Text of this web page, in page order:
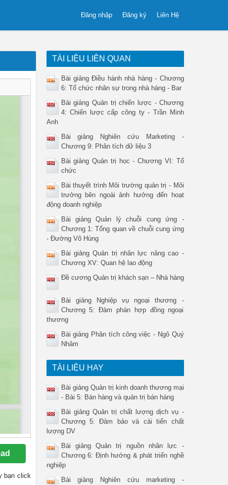
Liên Hệ
Đăng ký
Đăng nhập
bạn click
TÀI LIỆU LIÊN QUAN
Bài giảng Điều hành nhà hàng - Chương
6: Tổ chức nhân sự trong nhà hàng - Bar
Bài giảng Quản trị chiến lược - Chương
4: Chiến lược cấp công ty - Trần Minh
Anh
Bài giảng Nghiên cứu Marketing -
Chương 9: Phân tích dữ liệu 3
Bài giảng Quản trị học - Chương VI: Tổ
chức
Bài thuyết trình Môi trường quản trị - Môi
trưởng bên ngoài ảnh hưởng đến hoạt
động doanh nghiệp
Bài giảng Quản lý chuỗi cung ứng -
Chương 1: Tổng quan về chuỗi cung ứng
- Đường Võ Hùng
Bài giảng Quản trị nhân lực nâng cao -
Chương XV: Quan hệ lao động
Đề cương Quản trị khách sạn – Nhà hàng
Bài giảng Nghiệp vụ ngoại thương -
Chương 5: Đàm phán hợp đồng ngoại
thương
Bài giảng Phân tích công việc - Ngô Quý
Nhâm
TÀI LIỆU HAY
Bài giảng Quản trị kinh doanh thương mại
- Bài 5: Bán hàng và quản trị bán hàng
Bài giảng Quản trị chất lượng dịch vụ -
Chương 5: Đảm bảo và cải tiến chất
lượng DV
Bài giảng Quản trị nguồn nhân lực -
Chương 6: Định hướng & phát triển nghề
nghiệp
Bài giảng Nghiên cứu marketing -